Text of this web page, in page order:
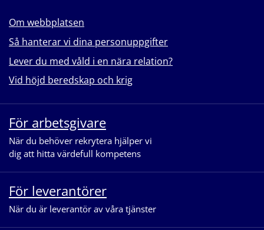
Om webbplatsen
Så hanterar vi dina personuppgifter
Lever du med våld i en nära relation?
Vid höjd beredskap och krig
För arbetsgivare
När du behöver rekrytera hjälper vi
dig att hitta värdefull kompetens
För leverantörer
När du är leverantör av våra tjänster